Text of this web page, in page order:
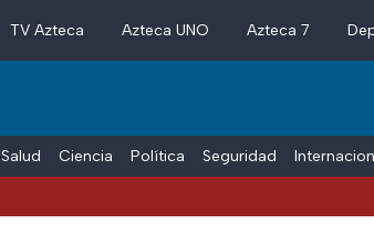
TV Azteca Azteca UNO Azteca 7
Salud Ciencia Política Seguridad